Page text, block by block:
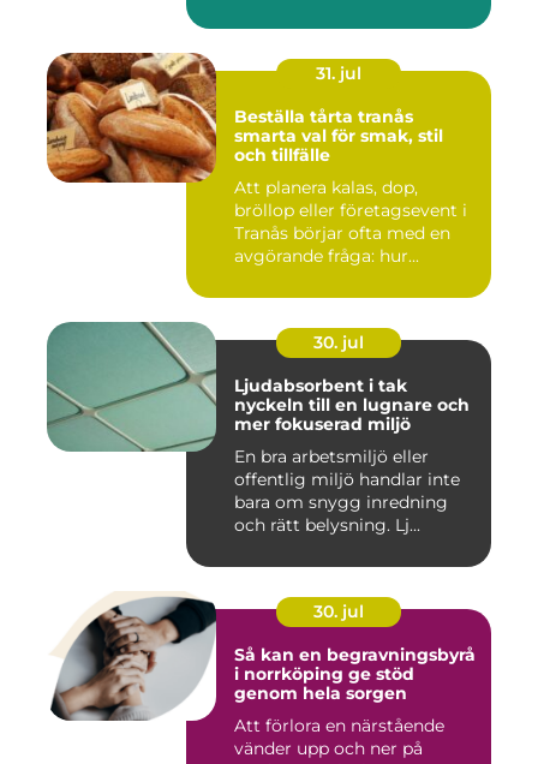
31. jul
Beställa tårta tranås
smarta val för smak, stil
och tillfälle
Att planera kalas, dop,
bröllop eller företagsevent i
Tranås börjar ofta med en
avgörande fråga: hur...
30. jul
Ljudabsorbent i tak
nyckeln till en lugnare och
mer fokuserad miljö
En bra arbetsmiljö eller
offentlig miljö handlar inte
bara om snygg inredning
och rätt belysning. Lj...
30. jul
Så kan en begravningsbyrå
i norrköping ge stöd
genom hela sorgen
Att förlora en närstående
vänder upp och ner på